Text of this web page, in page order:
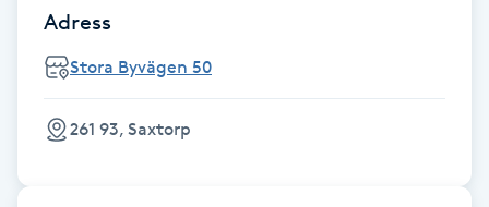
Frekvensterapi
Friskvård
Friskvårdsmassage
Frisör
Adress
Stora Byvägen 50
261 93, Saxtorp